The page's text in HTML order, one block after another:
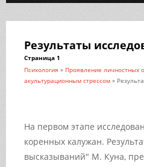
Результаты
Страница 1
Психология » Проявление личностных
акультурационным стрессом »
На первом этапе
коренных калужан.
высказываний" М. Куна,